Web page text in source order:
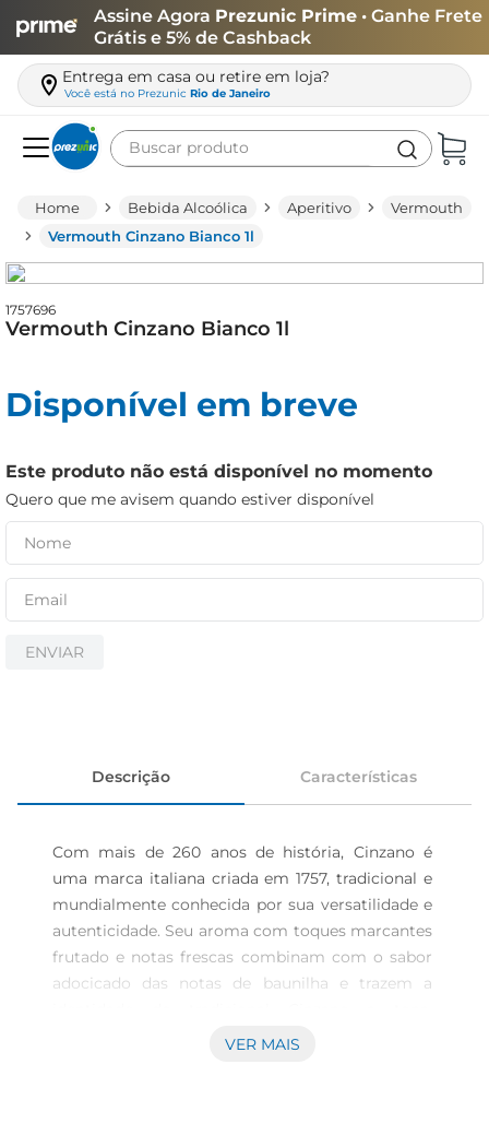
Assine Agora Prezunic Prime • Ganhe Frete
Grátis e 5% de Cashback
Entrega em casa ou retire em loja?
Você está no Prezunic Rio de Janeiro
Buscar produto
Bebida Alcoólica Aperitivo
Vermouth
Vermouth Cinzano Bianco 1l
1757696
Vermouth Cinzano Bianco 1l
Disponível em breve
Este produto não está disponível no momento
Quero que me avisem quando estiver disponível
ENVIAR
Descrição Características
Com mais de 260 anos de história, Cinzano é
uma marca italiana criada em 1757, tradicional e
mundialmente conhecida por sua versatilidade e
autenticidade. Seu aroma com toques marcantes
frutado e notas frescas combinam com o sabor
adocicado das notas de baunilha e trazem a
Graduação Alcoólica: 16% CINZANO & SODA •
VER MAIS
leite
queijo
azeite
iogurte
papel higiênico